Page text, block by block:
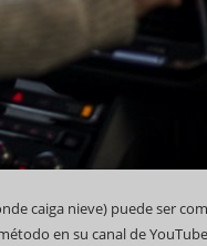
caiga nieve) puede ser
en su canal de